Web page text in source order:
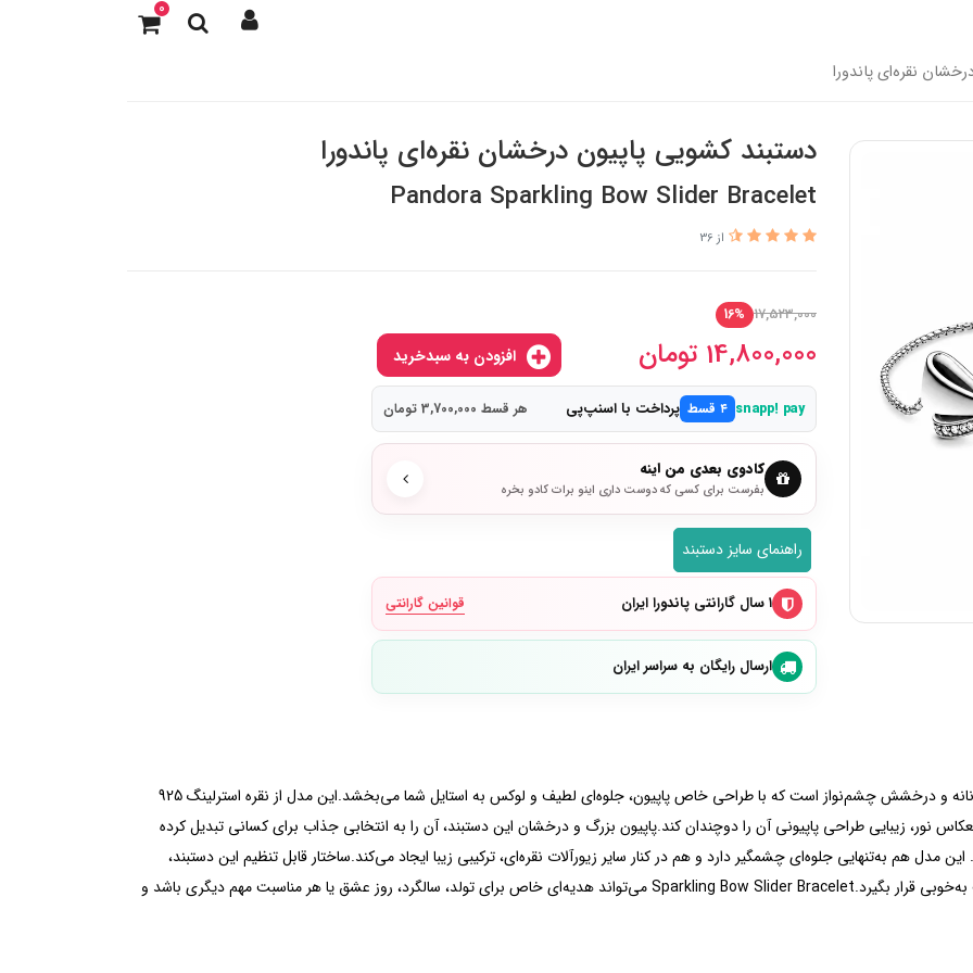
0
نقره‌ای پاندورا
دستبند کشویی پاپیون درخشان نقره‌ای پاندورا
Pandora Sparkling Bow Slider Bracelet
از 36
17,523,000
16%
14,800,000 تومان
snapp! pay ۴ قسط پرداخت با اسنپ‌پی هر قسط 3,700,000 تومان
کادوی بعدی من اینه
بفرست برای کسی که دوست داری اینو برات کادو بخره
راهنمای سایز دستبند
۱ سال گارانتی پاندورا ایران قوانین گارانتی
ارسال رایگان به سراسر ایران
دستبند Sparkling Bow Slider Bracelet ترکیبی از ظرافت زنانه و درخشش چشم‌نواز است که با طراحی خاص پاپیون، جلوه‌ای لطیف و لوکس به استایل شما می‌بخشد.این مدل از نقره استرلینگ 925
نور، زیبایی طراحی پاپیونی آن را دوچندان کند.پاپیون بزرگ و درخشان این دستبند، آن را به انتخابی جذاب برای کسانی تبدیل کرده
هم به‌تنهایی جلوه‌ای چشمگیر دارد و هم در کنار سایر زیورآلات نقره‌ای، ترکیبی زیبا ایجاد می‌کند.ساختار قابل تنظیم این دستبند،
استفاده روزمره را آسان‌تر کرده و باعث می‌شود روی مچ دست به‌خوبی قرار بگیرد.Sparkling Bow Slider Bracelet می‌تواند هدیه‌ای خاص برای تولد، سالگرد، روز عشق یا هر مناسبت مهم دیگری باشد و